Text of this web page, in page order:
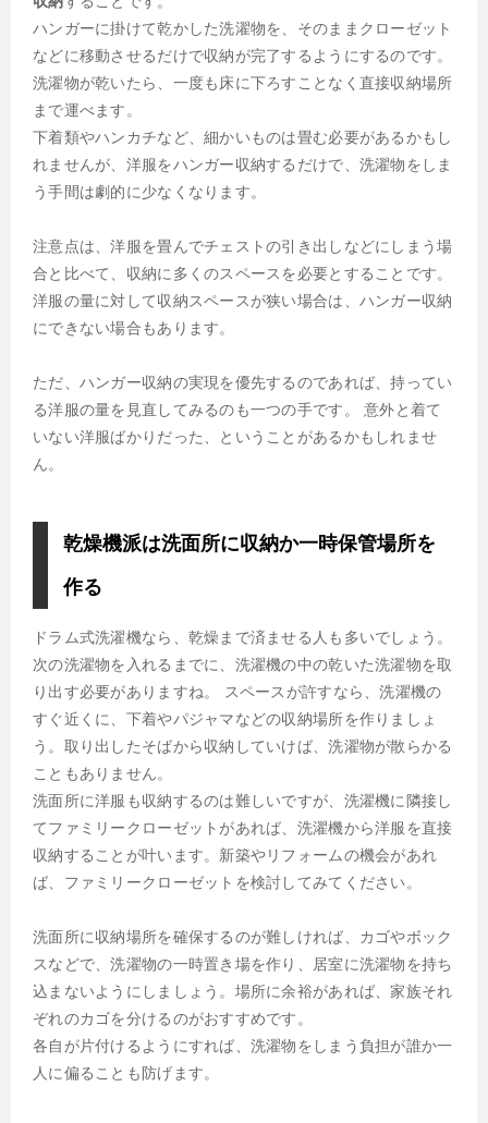
ハンガーに掛けて乾かした洗濯物を、そのままクローゼット
などに移動させるだけで収納が完了するようにするのです。
洗濯物が乾いたら、一度も床に下ろすことなく直接収納場所
まで運べます。
下着類やハンカチなど、細かいものは畳む必要があるかもし
れませんが、洋服をハンガー収納するだけで、洗濯物をしま
う手間は劇的に少なくなります。
注意点は、洋服を畳んでチェストの引き出しなどにしまう場
合と比べて、収納に多くのスペースを必要とすることです。
洋服の量に対して収納スペースが狭い場合は、ハンガー収納
にできない場合もあります。
ただ、ハンガー収納の実現を優先するのであれば、持ってい
る洋服の量を見直してみるのも一つの手です。 意外と着て
いない洋服ばかりだった、ということがあるかもしれませ
ん。
乾燥機派は洗面所に収納か一時保管場所を
作る
ドラム式洗濯機なら、乾燥まで済ませる人も多いでしょう。
次の洗濯物を入れるまでに、洗濯機の中の乾いた洗濯物を取
り出す必要がありますね。 スペースが許すなら、洗濯機の
すぐ近くに、下着やパジャマなどの収納場所を作りましょ
う。取り出したそばから収納していけば、洗濯物が散らかる
こともありません。
洗面所に洋服も収納するのは難しいですが、洗濯機に隣接し
てファミリークローゼットがあれば、洗濯機から洋服を直接
収納することが叶います。新築やリフォームの機会があれ
ば、ファミリークローゼットを検討してみてください。
洗面所に収納場所を確保するのが難しければ、カゴやボック
スなどで、洗濯物の一時置き場を作り、居室に洗濯物を持ち
込まないようにしましょう。場所に余裕があれば、家族それ
ぞれのカゴを分けるのがおすすめです。
各自が片付けるようにすれば、洗濯物をしまう負担が誰か一
人に偏ることも防げます。